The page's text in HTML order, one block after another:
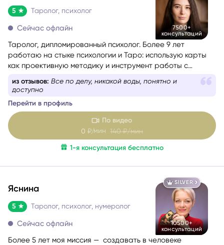
7500+
консультаций
5 Таролог, психолог
Сейчас офлайн
Таролог, дипломированный психолог. Более 9 лет
работаю на стыке психологии и Таро: использую карты
как проективную методику и инструмент работы с
из отзывов: Мне дали ответы! Почувствовала лёгкость
и уверенность
Перейти в профиль
По видео
0 ₽/мин140 ₽/мин
1-я консультация бесплатно
SILVER
10500+
консультаций
Яснина
5 Таролог, психолог, нумеролог
Сейчас офлайн
Более 5 лет моя миссия — создавать в человеке